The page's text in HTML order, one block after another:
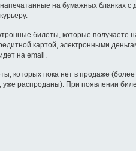
на бумажных бланках с
билеты, которые получаете
картой, электронными
на email.
которых пока нет в продаже (более
распроданы). При появлении